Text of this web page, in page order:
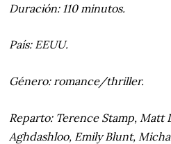
Duración: 110 minutos.
País: EEUU.
Género: romance/thriller.
Reparto: Terence Stamp, Matt
Aghdashloo, Emily Blunt,